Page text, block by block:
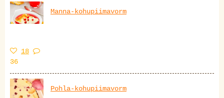
Manna-kohupiimavorm
18
36
Pohla-kohupiimavorm